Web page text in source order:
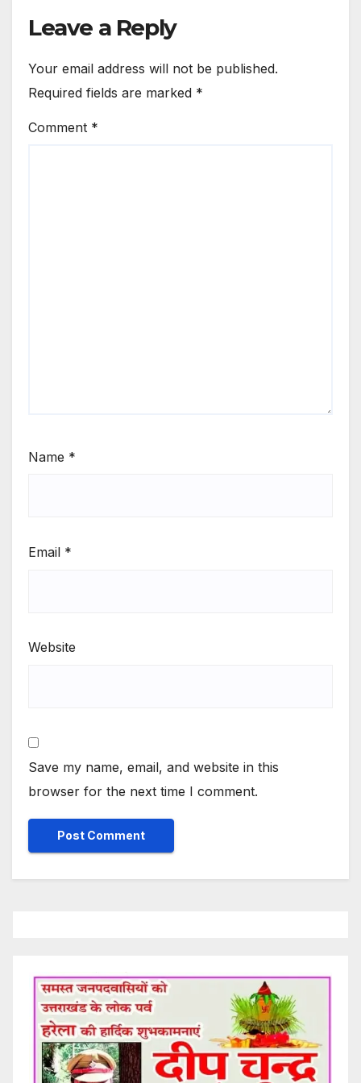
Leave a Reply
Your email address will not be published.
Required fields are marked *
Comment *
Name *
Email *
Website
Save my name, email, and website in this
browser for the next time I comment.